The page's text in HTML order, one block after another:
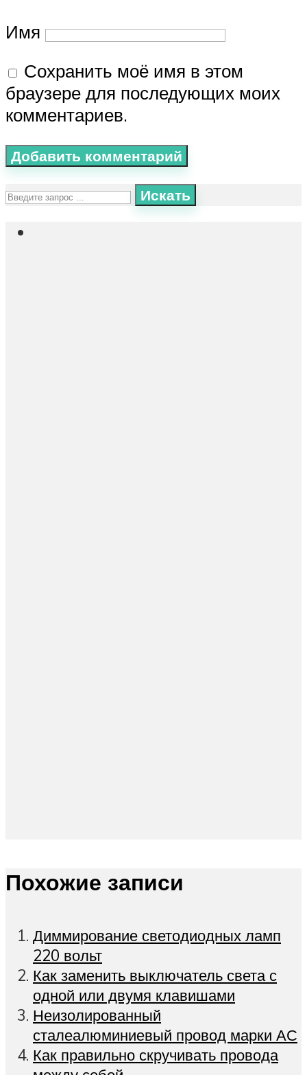
Имя
Сохранить моё имя в этом
браузере для последующих моих
комментариев.
Искать
Похожие записи
Диммирование светодиодных ламп
220 вольт
Как заменить выключатель света с
одной или двумя клавишами
Неизолированный
сталеалюминиевый провод марки АС
Как правильно скручивать провода